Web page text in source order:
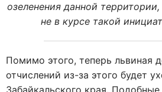
озеленения данной
не в курсе такой
Помимо этого, теперь львиная
отчислений из-за этого будет
Забайкальского края.